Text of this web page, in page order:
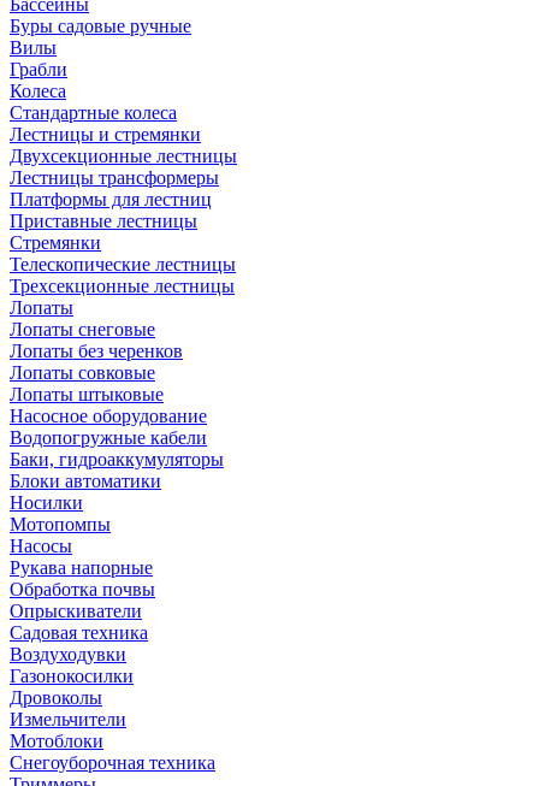
Бассейны
Буры садовые ручные
Вилы
Грабли
Колеса
Стандартные колеса
Лестницы и стремянки
Двухсекционные лестницы
Лестницы трансформеры
Платформы для лестниц
Приставные лестницы
Стремянки
Телескопические лестницы
Трехсекционные лестницы
Лопаты
Лопаты снеговые
Лопаты без черенков
Лопаты совковые
Лопаты штыковые
Насосное оборудование
Водопогружные кабели
Баки, гидроаккумуляторы
Блоки автоматики
Носилки
Мотопомпы
Насосы
Рукава напорные
Обработка почвы
Опрыскиватели
Садовая техника
Воздуходувки
Газонокосилки
Дровоколы
Измельчители
Мотоблоки
Снегоуборочная техника